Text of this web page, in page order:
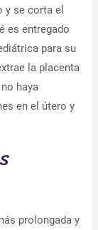
y se corta el
es entregado
para su
la placenta
haya
en el útero y
prolongada y